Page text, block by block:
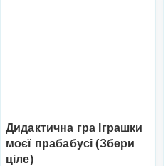
Дидактична гра Іграшки
моєї прабабусі (Збери
ціле)